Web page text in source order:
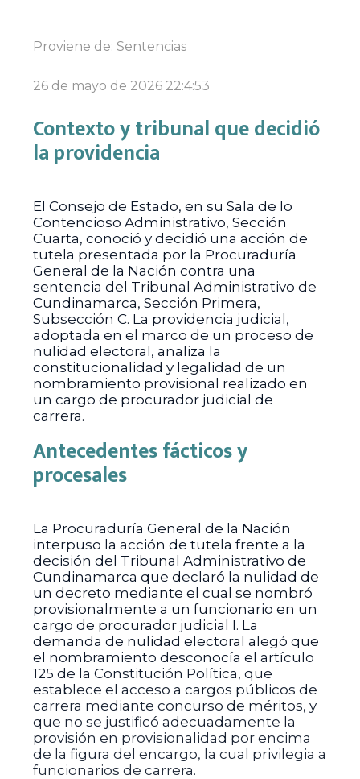
Proviene de: Sentencias
26 de mayo de 2026 22:4:53
Contexto y tribunal que decidió
la providencia
El Consejo de Estado, en su Sala de lo
Contencioso Administrativo, Sección
Cuarta, conoció y decidió una acción de
tutela presentada por la Procuraduría
General de la Nación contra una
sentencia del Tribunal Administrativo de
Cundinamarca, Sección Primera,
Subsección C. La providencia judicial,
adoptada en el marco de un proceso de
nulidad electoral, analiza la
constitucionalidad y legalidad de un
nombramiento provisional realizado en
un cargo de procurador judicial de
carrera.
Antecedentes fácticos y
procesales
La Procuraduría General de la Nación
interpuso la acción de tutela frente a la
decisión del Tribunal Administrativo de
Cundinamarca que declaró la nulidad de
un decreto mediante el cual se nombró
provisionalmente a un funcionario en un
cargo de procurador judicial I. La
demanda de nulidad electoral alegó que
el nombramiento desconocía el artículo
125 de la Constitución Política, que
establece el acceso a cargos públicos de
carrera mediante concurso de méritos, y
que no se justificó adecuadamente la
provisión en provisionalidad por encima
de la figura del encargo, la cual privilegia a
funcionarios de carrera.